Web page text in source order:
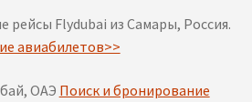
рейсы Flydubai из Самары, Россия.
авиабилетов>>
ОАЭ Поиск и бронирование